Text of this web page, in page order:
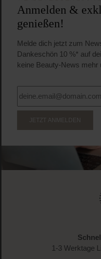
Anmelden &
genießen!
Melde dich jetzt zum
Dankeschön 10 %* auf
keine Beauty-News mehr
JETZT ANMELDEN
1-3 Werktage